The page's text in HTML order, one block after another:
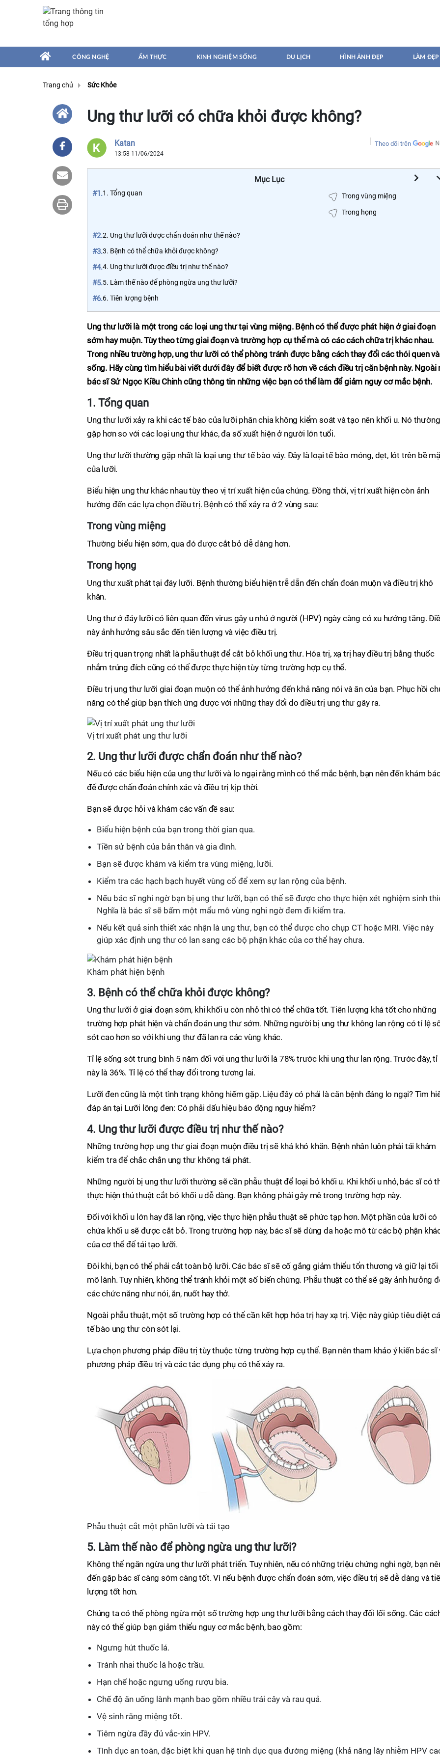
CÔNG NGHỆ ẨM THỰC KINH NGHIỆM SỐNG DU LỊCH HÌNH ẢNH ĐẸP LÀM ĐẸP
Trang chủ Sức Khỏe
Ung thư lưỡi có chữa khỏi được không?
Katan
13:58 11/06/2024
Theo dõi trên
Mục Lục
#1.1. Tổng quan Trong vùng miệng
Trong họng
#2.2. Ung thư lưỡi được chẩn đoán như thế nào?
#3.3. Bệnh có thể chữa khỏi được không?
#4.4. Ung thư lưỡi được điều trị như thế nào?
#5.5. Làm thế nào để phòng ngừa ung thư lưỡi?
#6.6. Tiên lượng bệnh
Ung thư lưỡi là một trong các loại ung thư tại vùng miệng. Bệnh có thể được phát hiện ở giai đoạn
sớm hay muộn. Tùy theo từng giai đoạn và trường hợp cụ thể mà có các cách chữa trị khác nhau.
Trong nhiều trường hợp, ung thư lưỡi có thể phòng tránh được bằng cách thay đổi các thói quen
sống. Hãy cùng tìm hiểu bài viết dưới đây để biết được rõ hơn về cách điều trị căn bệnh này. Ngoài
bác sĩ Sử Ngọc Kiều Chinh cũng thông tin những việc bạn có thể làm để giảm nguy cơ mắc bệnh.
1. Tổng quan
Ung thư lưỡi xảy ra khi các tế bào của lưỡi phân chia không kiểm soát và tạo nên khối u. Nó
gặp hơn so với các loại ung thư khác, đa số xuất hiện ở người lớn tuổi.
Ung thư lưỡi thường gặp nhất là loại ung thư tế bào vảy. Đây là loại tế bào mỏng, dẹt, lót trên bề
của lưỡi.
Biểu hiện ung thư khác nhau tùy theo vị trí xuất hiện của chúng. Đồng thời, vị trí xuất hiện còn ảnh
hưởng đến các lựa chọn điều trị. Bệnh có thể xảy ra ở 2 vùng sau:
Trong vùng miệng
Thường biểu hiện sớm, qua đó được cắt bỏ dễ dàng hơn.
Trong họng
Ung thư xuất phát tại đáy lưỡi. Bệnh thường biểu hiện trễ dẫn đến chẩn đoán muộn và điều trị khó
khăn.
Ung thư ở đáy lưỡi có liên quan đến virus gây u nhú ở người (HPV) ngày càng có xu hướng tăng.
này ảnh hưởng sâu sắc đến tiên lượng và việc điều trị.
Điều trị quan trọng nhất là phẫu thuật để cắt bỏ khối ung thư. Hóa trị, xạ trị hay điều trị bằng thuốc
nhắm trúng đích cũng có thể được thực hiện tùy từng trường hợp cụ thể.
Điều trị ung thư lưỡi giai đoạn muộn có thể ảnh hưởng đến khả năng nói và ăn của bạn. Phục hồi
năng có thể giúp bạn thích ứng được với những thay đổi do điều trị ung thư gây ra.
Vị trí xuất phát ung thư lưỡi
2. Ung thư lưỡi được chẩn đoán như thế nào?
Nếu có các biểu hiện của ung thư lưỡi và lo ngại rằng mình có thể mắc bệnh, bạn nên đến khám
để được chẩn đoán chính xác và điều trị kịp thời.
Bạn sẽ được hỏi và khám các vấn đề sau:
Biểu hiện bệnh của bạn trong thời gian qua.
Tiền sử bệnh của bản thân và gia đình.
Bạn sẽ được khám và kiểm tra vùng miệng, lưỡi.
Kiểm tra các hạch bạch huyết vùng cổ để xem sự lan rộng của bệnh.
Nếu bác sĩ nghi ngờ bạn bị ung thư lưỡi, bạn có thể sẽ được cho thực hiện xét nghiệm sinh
Nghĩa là bác sĩ sẽ bấm một mẩu mô vùng nghi ngờ đem đi kiểm tra.
Nếu kết quả sinh thiết xác nhận là ung thư, bạn có thể được cho chụp CT hoặc MRI. Việc này
giúp xác định ung thư có lan sang các bộ phận khác của cơ thể hay chưa.
Khám phát hiện bệnh
3. Bệnh có thể chữa khỏi được không?
Ung thư lưỡi ở giai đoạn sớm, khi khối u còn nhỏ thì có thể chữa tốt. Tiên lượng khá tốt cho những
trường hợp phát hiện và chẩn đoán ung thư sớm. Những người bị ung thư không lan rộng có tỉ lệ
sót cao hơn so với khi ung thư đã lan ra các vùng khác.
Tỉ lệ sống sót trung bình 5 năm đối với ung thư lưỡi là 78% trước khi ung thư lan rộng. Trước đây, tỉ
này là 36%. Tỉ lệ có thể thay đổi trong tương lai.
Lưỡi đen cũng là một tình trạng không hiếm gặp. Liệu đây có phải là căn bệnh đáng lo ngại? Tìm
đáp án tại Lưỡi lông đen: Có phải dấu hiệu báo động nguy hiểm?
4. Ung thư lưỡi được điều trị như thế nào?
Những trường hợp ung thư giai đoạn muộn điều trị sẽ khá khó khăn. Bệnh nhân luôn phải tái khám
kiểm tra để chắc chắn ung thư không tái phát.
Những người bị ung thư lưỡi thường sẽ cần phẫu thuật để loại bỏ khối u. Khi khối u nhỏ, bác sĩ có
thực hiện thủ thuật cắt bỏ khối u dễ dàng. Bạn không phải gây mê trong trường hợp này.
Đối với khối u lớn hay đã lan rộng, việc thực hiện phẫu thuật sẽ phức tạp hơn. Một phần của lưỡi có
chứa khối u sẽ được cắt bỏ. Trong trường hợp này, bác sĩ sẽ dùng da hoặc mô từ các bộ phận
của cơ thể để tái tạo lưỡi.
Đôi khi, bạn có thể phải cắt toàn bộ lưỡi. Các bác sĩ sẽ cố gắng giảm thiểu tổn thương và giữ lại tối
mô lành. Tuy nhiên, không thể tránh khỏi một số biến chứng. Phẫu thuật có thể sẽ gây ảnh hưởng
các chức năng như nói, ăn, nuốt hay thở.
Ngoài phẫu thuật, một số trường hợp có thể cần kết hợp hóa trị hay xạ trị. Việc này giúp tiêu diệt
tế bào ung thư còn sót lại.
Lựa chọn phương pháp điều trị tùy thuộc từng trường hợp cụ thể. Bạn nên tham khảo ý kiến bác sĩ
phương pháp điều trị và các tác dụng phụ có thể xảy ra.
Phẫu thuật cắt một phần lưỡi và tái tạo
5. Làm thế nào để phòng ngừa ung thư lưỡi?
Không thể ngăn ngừa ung thư lưỡi phát triển. Tuy nhiên, nếu có những triệu chứng nghi ngờ, bạn
đến gặp bác sĩ càng sớm càng tốt. Vì nếu bệnh được chẩn đoán sớm, việc điều trị sẽ dễ dàng và
lượng tốt hơn.
Chúng ta có thể phòng ngừa một số trường hợp ung thư lưỡi bằng cách thay đổi lối sống. Các
này có thể giúp bạn giảm thiểu nguy cơ mắc bệnh, bao gồm:
Ngưng hút thuốc lá.
Tránh nhai thuốc lá hoặc trầu.
Hạn chế hoặc ngưng uống rượu bia.
Chế độ ăn uống lành mạnh bao gồm nhiều trái cây và rau quả.
Vệ sinh răng miệng tốt.
Tiêm ngừa đầy đủ vắc-xin HPV.
Tình dục an toàn, đặc biệt khi quan hệ tình dục qua đường miệng (khả năng lây nhiễm HPV